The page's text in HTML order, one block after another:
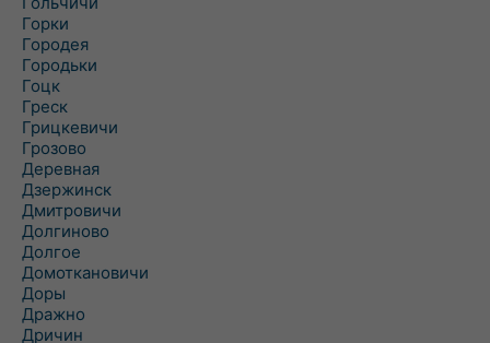
Горки
Городея
Городьки
Гоцк
Греск
Грицкевичи
Грозово
Деревная
Дзержинск
Дмитровичи
Долгиново
Долгое
Домоткановичи
Доры
Дражно
Дричин